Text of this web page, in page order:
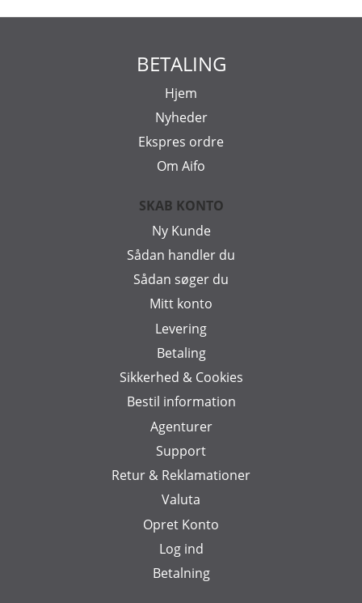
BETALING
Hjem
Nyheder
Ekspres ordre
Om Aifo
SKAB KONTO
Ny Kunde
Sådan handler du
Sådan søger du
Mitt konto
Levering
Betaling
Sikkerhed & Cookies
Bestil information
Agenturer
Support
Retur & Reklamationer
Valuta
Opret Konto
Log ind
Betalning